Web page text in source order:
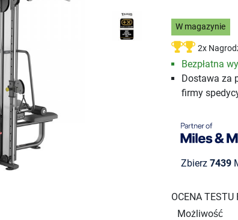
W magazynie
2x
Bezpłatna
Dostawa za
firmy
Zbierz 7439
OCENA
Możliwość